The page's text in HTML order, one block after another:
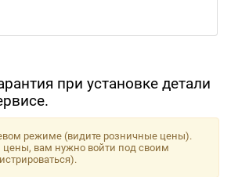
при установке детали
режиме (видите розничные цены).
цены, вам нужно войти под своим